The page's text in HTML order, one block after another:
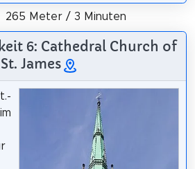
265 Meter / 3 Minuten
6: Cathedral Church of
St. James